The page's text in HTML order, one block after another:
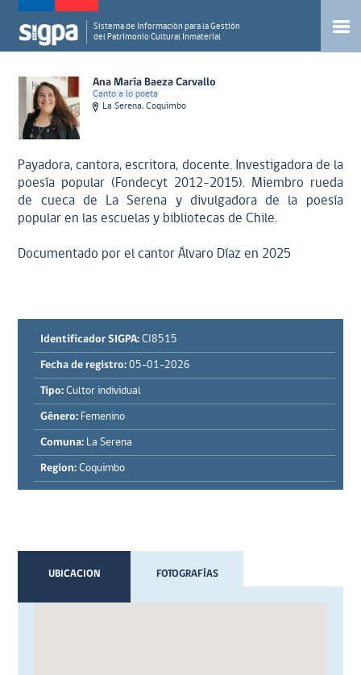
Sistema de Información para la Gestión
del Patrimonio Cultural Inmaterial
Ana María Baeza Carvallo
Canto a lo poeta
La Serena, Coquimbo
Payadora, cantora, escritora, docente. Investigadora de la
poesía popular (Fondecyt 2012-2015). Miembro rueda
de cueca de La Serena y divulgadora de la poesía
popular en las escuelas y bibliotecas de Chile.
Documentado por el cantor Álvaro Díaz en 2025
Identificador SIGPA: CI8515
Fecha de registro: 05-01-2026
Tipo: Cultor individual
Género: Femenino
Comuna: La Serena
Region: Coquimbo
UBICACION FOTOGRAFÍAS